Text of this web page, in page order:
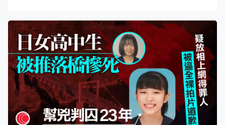
平台發長文，細數彩虹邨童黨的惡劣行徑，當中包括向長
者扔燃燒的火柴及碎沙、高處向途人投擲雞蛋、燃燒球場
垃圾桶、後樓梯玩火、破壞停車場內燈管、騷擾居民、對
小童拳打腳踢並「兜頭淋水」、踢壞多個單位門外的拜神
用品等，當中部分事件更曾報警，並作出勸阻但不果。 街
坊：你玩時玩、唔好傷害老人家啦 帖文又列出童黨名單，
旁邊附有照片及「罪狀」，又指截至2月12日，版主已經
收到13宗相關的投訴，提醒家長及長者留意提防。另外亦